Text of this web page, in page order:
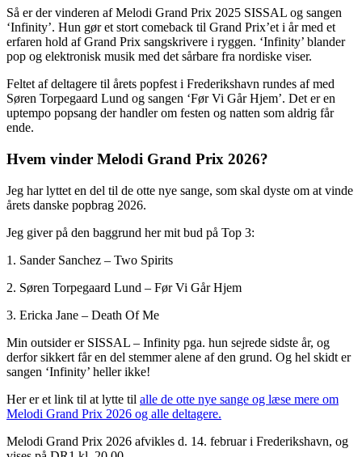
Så er der vinderen af Melodi Grand Prix 2025 SISSAL og sangen
‘Infinity’. Hun gør et stort comeback til Grand Prix’et i år med et
erfaren hold af Grand Prix sangskrivere i ryggen. ‘Infinity’ blander
pop og elektronisk musik med det sårbare fra nordiske viser.
Feltet af deltagere til årets popfest i Frederikshavn rundes af med
Søren Torpegaard Lund og sangen ‘Før Vi Går Hjem’. Det er en
uptempo popsang der handler om festen og natten som aldrig får
ende.
Hvem vinder Melodi Grand Prix 2026?
Jeg har lyttet en del til de otte nye sange, som skal dyste om at vinde
årets danske popbrag 2026.
Jeg giver på den baggrund her mit bud på Top 3:
1. Sander Sanchez – Two Spirits
2. Søren Torpegaard Lund – Før Vi Går Hjem
3. Ericka Jane – Death Of Me
Min outsider er SISSAL – Infinity pga. hun sejrede sidste år, og
derfor sikkert får en del stemmer alene af den grund. Og hel skidt er
sangen ‘Infinity’ heller ikke!
Her er et link til at lytte til alle de otte nye sange og læse mere om
Melodi Grand Prix 2026 og alle deltagere.
Melodi Grand Prix 2026 afvikles d. 14. februar i Frederikshavn, og